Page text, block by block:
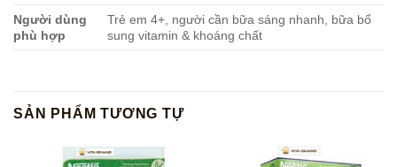
Người dùng
phù hợp
Trẻ em 4+, người cần bữa sáng nhanh, bữa bổ
sung vitamin & khoáng chất
SẢN PHẨM TƯƠNG TỰ